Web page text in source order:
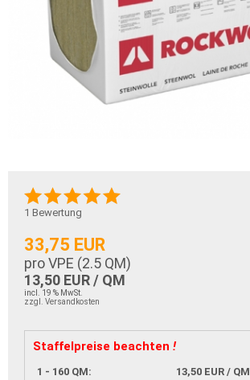
1 Bewertung
33,75 EUR
pro VPE (2.5 QM)
13,50 EUR / QM
incl. 19 % MwSt.
zzgl. Versandkosten
Staffelpreise beachten !
1 - 160 QM:
13,50 EUR / QM